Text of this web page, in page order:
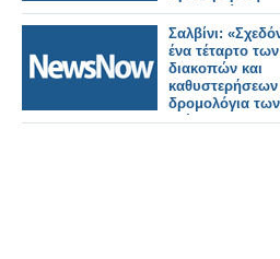
διαδικασία για
πιστοποιήσεις,
απαραίτητη.
Σαλβίνι:
ένα τέταρτο των
διακοπών και
δρομολόγια των
τρένων